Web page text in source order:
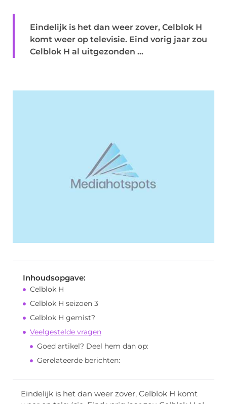
Eindelijk is het dan weer zover, Celblok H
komt weer op televisie. Eind vorig jaar zou
Celblok H al uitgezonden ...
Inhoudsopgave:
Celblok H
Celblok H seizoen 3
Celblok H gemist?
Veelgestelde vragen
Goed artikel? Deel hem dan op:
Gerelateerde berichten:
Eindelijk is het dan weer zover, Celblok H komt